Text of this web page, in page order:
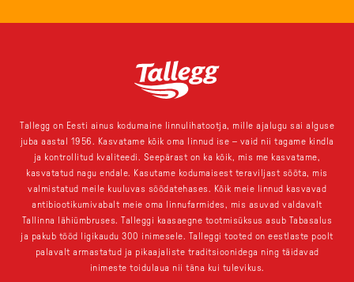
Tallegg on Eesti ainus kodumaine linnulihatootja, mille ajalugu sai alguse
juba aastal 1956. Kasvatame kõik oma linnud ise – vaid nii tagame kindla
ja kontrollitud kvaliteedi. Seepärast on ka kõik, mis me kasvatame,
kasvatatud nagu endale. Kasutame kodumaisest teraviljast sööta, mis
valmistatud meile kuuluvas söödatehases. Kõik meie linnud kasvavad
antibiootikumivabalt meie oma linnufarmides, mis asuvad valdavalt
Tallinna lähiümbruses. Talleggi kaasaegne tootmisüksus asub Tabasalus
ja pakub tööd ligikaudu 300 inimesele. Talleggi tooted on eestlaste poolt
palavalt armastatud ja pikaajaliste traditsioonidega ning täidavad
inimeste toidulaua nii täna kui tulevikus.